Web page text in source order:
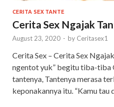
CERITA SEX TANTE
Cerita Sex Ngajak
August 23, 2020 - by Ceritasex1
Cerita Sex – Cerita Sex
ngentot yuk” begitu tiba-tiba
tantenya, Tantenya merasa
keponakannya itu. “Kamu tau